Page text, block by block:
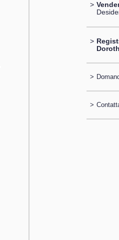
>
>
>
>